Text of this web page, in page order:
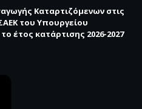
Καταρτιζόμενων στις
του Υπουργείου
έτος κατάρτισης 2026-2027